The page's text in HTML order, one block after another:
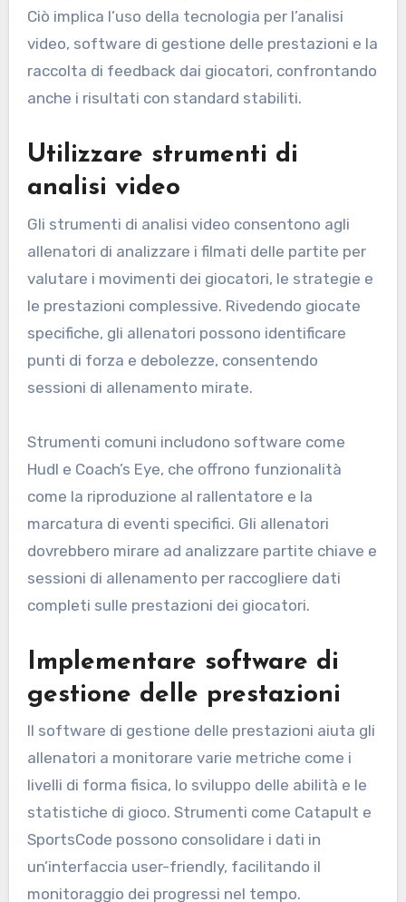
Ciò implica l’uso della tecnologia per l’analisi
video, software di gestione delle prestazioni e la
raccolta di feedback dai giocatori, confrontando
anche i risultati con standard stabiliti.
Utilizzare strumenti di
analisi video
Gli strumenti di analisi video consentono agli
allenatori di analizzare i filmati delle partite per
valutare i movimenti dei giocatori, le strategie e
le prestazioni complessive. Rivedendo giocate
specifiche, gli allenatori possono identificare
punti di forza e debolezze, consentendo
sessioni di allenamento mirate.
Strumenti comuni includono software come
Hudl e Coach’s Eye, che offrono funzionalità
come la riproduzione al rallentatore e la
marcatura di eventi specifici. Gli allenatori
dovrebbero mirare ad analizzare partite chiave e
sessioni di allenamento per raccogliere dati
completi sulle prestazioni dei giocatori.
Implementare software di
gestione delle prestazioni
Il software di gestione delle prestazioni aiuta gli
allenatori a monitorare varie metriche come i
livelli di forma fisica, lo sviluppo delle abilità e le
statistiche di gioco. Strumenti come Catapult e
SportsCode possono consolidare i dati in
un’interfaccia user-friendly, facilitando il
monitoraggio dei progressi nel tempo.